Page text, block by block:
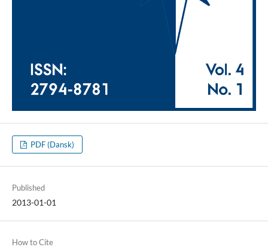
PDF (Dansk)
Published
2013-01-01
How to Cite